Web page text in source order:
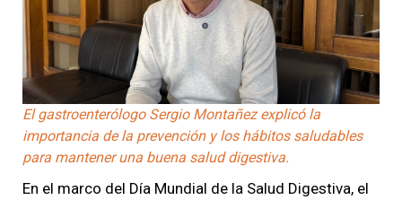
El gastroenterólogo Sergio Montañez explicó la
importancia de la prevención y los hábitos saludables
para mantener una buena salud digestiva.
En el marco del Día Mundial de la Salud Digestiva, el